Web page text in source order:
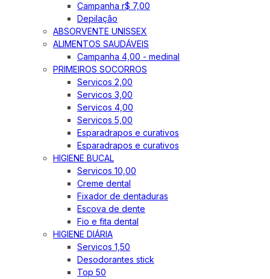
Campanha r$ 7,00
Depilação
ABSORVENTE UNISSEX
ALIMENTOS SAUDÁVEIS
Campanha 4,00 - medinal
PRIMEIROS SOCORROS
Servicos 2,00
Servicos 3,00
Servicos 4,00
Servicos 5,00
Esparadrapos e curativos
Esparadrapos e curativos
HIGIENE BUCAL
Servicos 10,00
Creme dental
Fixador de dentaduras
Escova de dente
Fio e fita dental
HIGIENE DIÁRIA
Servicos 1,50
Desodorantes stick
Top 50